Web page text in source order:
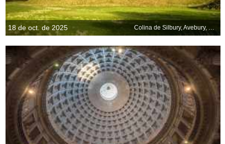
18 de oct. de 2025 Colina de Silbury, Avebury, Wiltshire, Inglaterra